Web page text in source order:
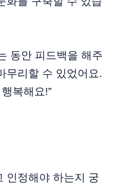
동안 피드백을 해주
무리할 수 있었어요.
복해요!”
인정해야 하는지 궁